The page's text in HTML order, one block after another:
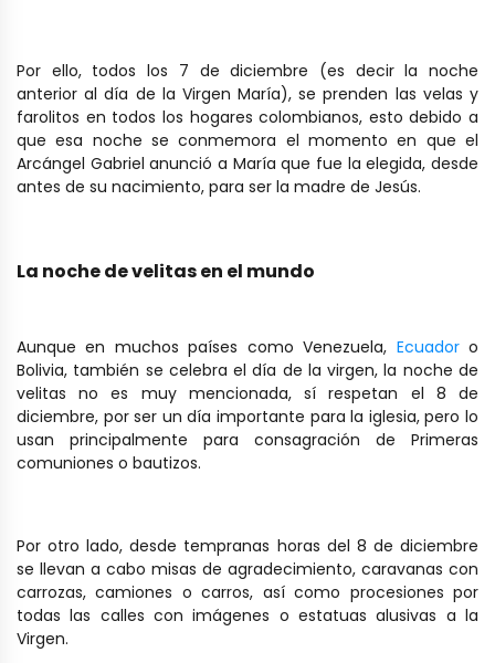
Por ello, todos los 7 de diciembre (es decir la noche
anterior al día de la Virgen María), se prenden las velas y
farolitos en todos los hogares colombianos, esto debido a
que esa noche se conmemora el momento en que el
Arcángel Gabriel anunció a María que fue la elegida, desde
antes de su nacimiento, para ser la madre de Jesús.
La noche de velitas en el mundo
Aunque en muchos países como Venezuela, Ecuadoro
Bolivia, también se celebra el día de la virgen, la noche de
velitas no es muy mencionada, sí respetan el 8 de
diciembre, por ser un día importante para la iglesia, pero lo
usan principalmente para consagración de Primeras
comuniones o bautizos.
Por otro lado, desde tempranas horas del 8 de diciembre
se llevan a cabo misas de agradecimiento, caravanas con
carrozas, camiones o carros, así como procesiones por
todas las calles con imágenes o estatuas alusivas a la
Virgen.